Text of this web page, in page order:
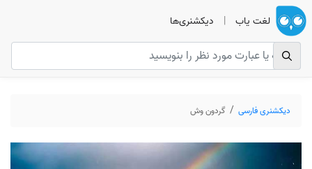
لغت یاب | دیکشنری‌ها
دیکشنری فارسی گردون وش